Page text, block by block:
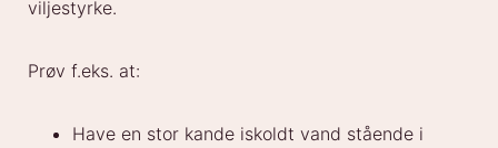
viljestyrke.
Prøv f.eks. at:
Have en stor kande iskoldt vand stående i